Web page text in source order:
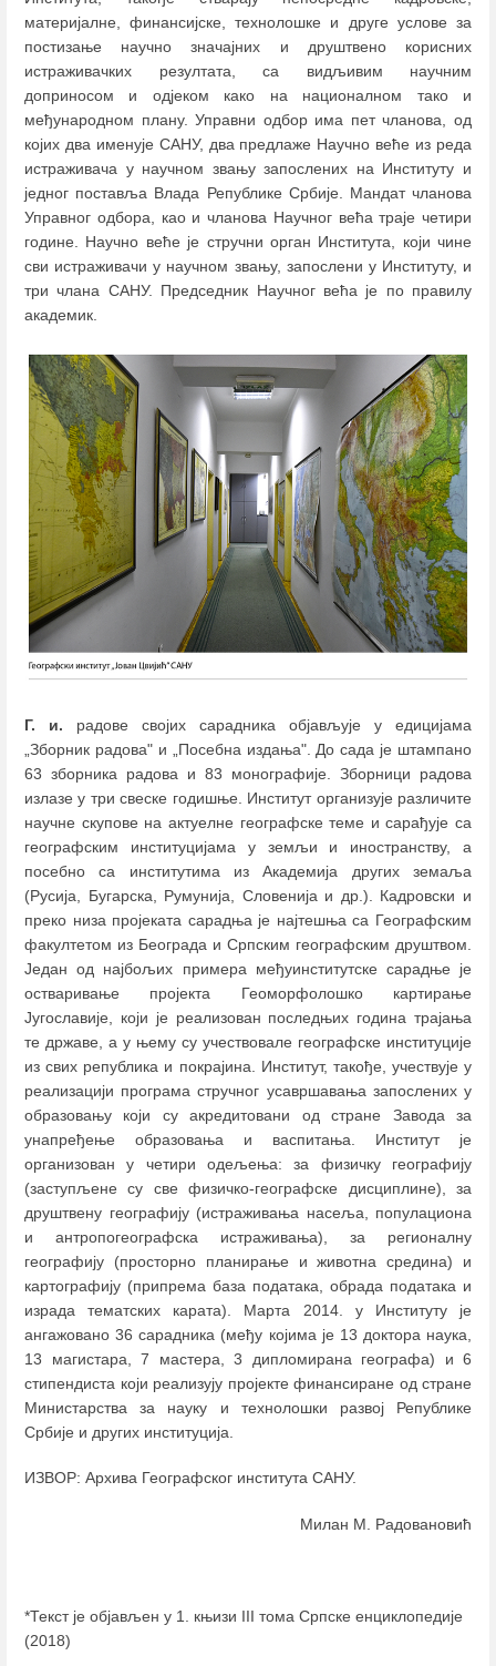
материјалне, финансијске, технолошке и друге услове за
постизање научно значајних и друштвено корисних
истраживачких резултата, са видљивим научним
доприносом и одјеком како на националном тако и
међународном плану. Управни одбор има пет чланова, од
којих два именује САНУ, два предлаже Научно веће из реда
истраживача у научном звању запослених на Институту и
једног поставља Влада Републике Србије. Мандат чланова
Управног одбора, као и чланова Научног већа траје четири
године. Научно веће је стручни орган Института, који чине
сви истраживачи у научном звању, запослени у Институту, и
три члана САНУ. Председник Научног већа је по правилу
академик.
Г. и. радове својих сарадника објављује у едицијама
„Зборник радова" и „Посебна издања". До сада је штампано
63 зборникa радова и 83 монографије. Зборници радова
излазе у три свеске годишње. Институт организује различите
научне скупове на актуелне географске теме и сарађује са
географским институцијама у земљи и иностранству, а
посебно са институтима из Академија других земаља
(Русија, Бугарска, Румунија, Словенија и др.). Кадровски и
преко низа пројеката сарадња је најтешња са Географским
факултетом из Београда и Српским географским друштвом.
Један од најбољих примера међуинститутске сарадње је
остваривање пројекта Геоморфолошко картирање
Југославије, који је реализован последњих година трајања
те државе, а у њему су учествовале географске институције
из свих република и покрајина. Институт, такође, учествује у
реализацији програма стручног усавршавања запослених у
образовању који су акредитовани од стране Завода за
унапређење образовања и васпитања. Институт је
организован у четири одељења: за физичку географију
(заступљене су све физичко-географске дисциплине), за
друштвену географију (истраживања насеља, популациона
и антропогеографска истраживања), за регионалну
географију (просторно планирање и животна средина) и
картографију (припрема база података, обрадa података и
израда тематских карата). Марта 2014. у Институту је
ангажовано 36 сарадникa (међу којима је 13 доктора наука,
13 магистара, 7 мастера, 3 дипломирана географа) и 6
стипендиста који реализују пројекте финансиране од стране
Министарства за науку и технолошки развој Републике
Србије и других институција.
ИЗВОР: Архива Географског института САНУ.
Милан М. Радовановић
*Текст је објављен у 1. књизи III тома Српске енциклопедије
(2018)